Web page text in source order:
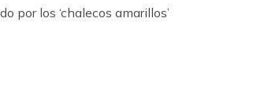
por los ‘chalecos amarillos’